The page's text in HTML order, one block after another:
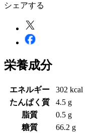
シェアする
栄養成分
エネルギー
302 kcal
たんぱく質
4.5 g
脂質
0.5 g
糖質
66.2 g